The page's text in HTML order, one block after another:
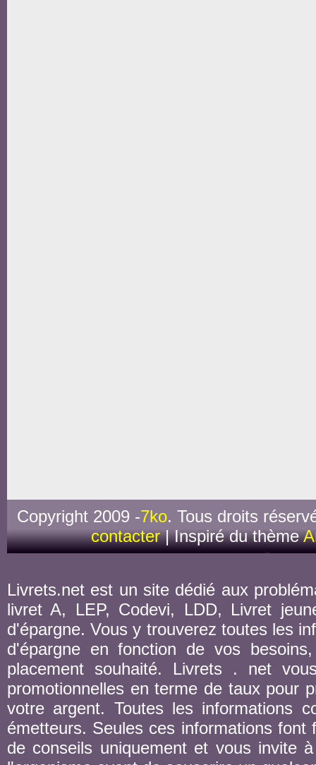
Copyright 2009 -7ko. Tous droits
contacter| Inspiré du thème
Livrets.net est un site dédié aux
livret A, LEP, Codevi, LDD, Livret
d'épargne. Vous y trouverez toutes les
d'épargne en fonction de vos
placement souhaité. Livrets . net
promotionnelles en terme de taux pour
votre argent. Toutes les informations
émetteurs. Seules ces informations
de conseils uniquement et vous invite